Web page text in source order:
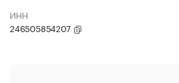
ИНН
246505854207